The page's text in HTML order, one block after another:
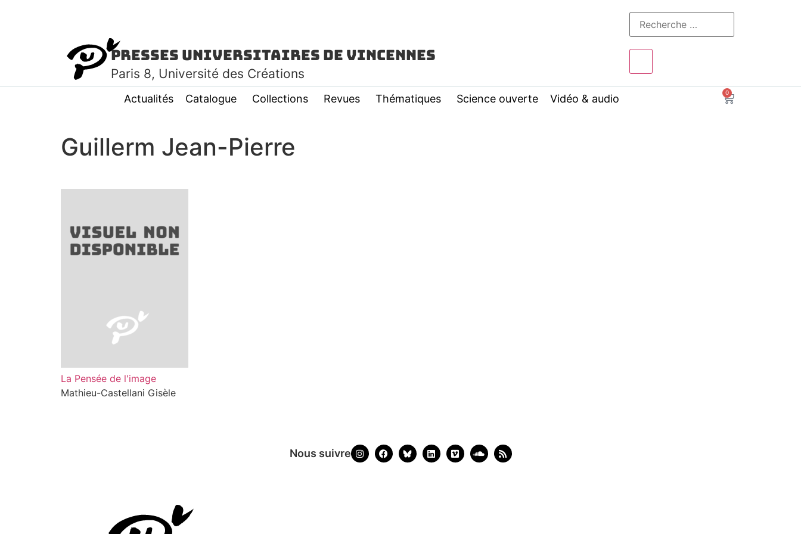
Presses Universitaires de Vincennes
Paris 8, Université des Créations
Actualités Catalogue Collections Revues Thématiques Science ouverte Vidéo & audio 0
Guillerm Jean-Pierre
La Pensée de l'image
Mathieu-Castellani Gisèle
Nous suivre